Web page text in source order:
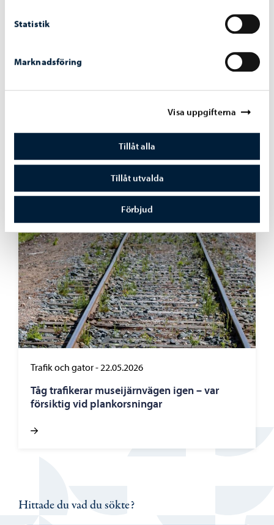
Statistik
Marknadsföring
Visa uppgifterna
Tillåt alla
Tillåt utvalda
Förbjud
Sopningsroboten börjar sitt arbete på Borgå
torg och vid åstranden
Trafik och gator-22.05.2026
Tåg trafikerar museijärnvägen igen – var
försiktig vid plankorsningar
Hittade du vad du sökte?